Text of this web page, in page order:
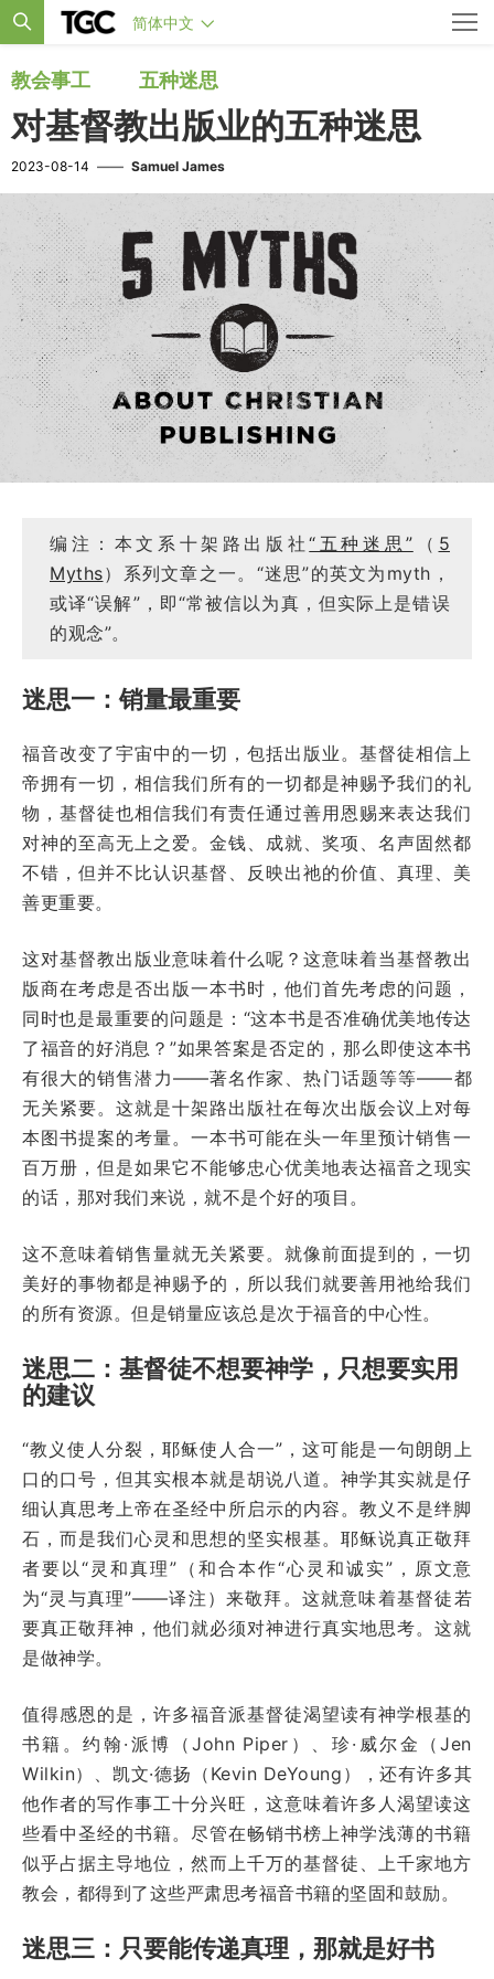
简体中文
教会事工 五种迷思
对基督教出版业的五种迷思
2023-08-14 —— Samuel James
编注：本文系十架路出版社“五种迷思” （ 5
Myths）系列文章之一。“迷思”的英文为myth，
或译“误解”，即“常被信以为真，但实际上是错误
的观念”。
迷思一：销量最重要
福音改变了宇宙中的一切，包括出版业。基督徒相信上
帝拥有一切，相信我们所有的一切都是神赐予我们的礼
物，基督徒也相信我们有责任通过善用恩赐来表达我们
对神的至高无上之爱。金钱、成就、奖项、名声固然都
不错，但并不比认识基督、反映出祂的价值、真理、美
善更重要。
这对基督教出版业意味着什么呢？这意味着当基督教出
版商在考虑是否出版一本书时，他们首先考虑的问题，
同时也是最重要的问题是：“这本书是否准确优美地传达
了福音的好消息？”如果答案是否定的，那么即使这本书
有很大的销售潜力——著名作家、热门话题等等——都
无关紧要。这就是十架路出版社在每次出版会议上对每
本图书提案的考量。一本书可能在头一年里预计销售一
百万册，但是如果它不能够忠心优美地表达福音之现实
的话，那对我们来说，就不是个好的项目。
这不意味着销售量就无关紧要。就像前面提到的，一切
美好的事物都是神赐予的，所以我们就要善用祂给我们
的所有资源。但是销量应该总是次于福音的中心性。
迷思二：基督徒不想要神学，只想要实用
的建议
“教义使人分裂，耶稣使人合一”，这可能是一句朗朗上
口的口号，但其实根本就是胡说八道。神学其实就是仔
细认真思考上帝在圣经中所启示的内容。教义不是绊脚
石，而是我们心灵和思想的坚实根基。耶稣说真正敬拜
者要以“灵和真理”（和合本作“心灵和诚实”，原文意
为“灵与真理”——译注）来敬拜。这就意味着基督徒若
要真正敬拜神，他们就必须对神进行真实地思考。这就
是做神学。
值得感恩的是，许多福音派基督徒渴望读有神学根基的
书籍。约翰·派博（John Piper）、珍·威尔金（Jen
Wilkin）、凯文·德扬（Kevin DeYoung），还有许多其
他作者的写作事工十分兴旺，这意味着许多人渴望读这
些看中圣经的书籍。尽管在畅销书榜上神学浅薄的书籍
似乎占据主导地位，然而上千万的基督徒、上千家地方
教会，都得到了这些严肃思考福音书籍的坚固和鼓励。
迷思三：只要能传递真理，那就是好书